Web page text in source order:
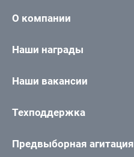
О компании
Наши награды
Наши вакансии
Техподдержка
Предвыборная агитация